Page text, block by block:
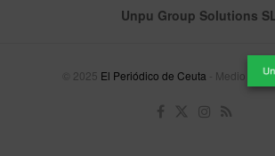
Unpu Group Solutions
© 2025 El Periódico de Ceuta - Medio de